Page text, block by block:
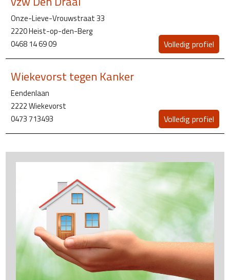
Onze-Lieve-Vrouwstraat 33
2220 Heist-op-den-Berg
0468 14 69 09
Volledig profiel
Wiekevorst tegen Kanker
Eendenlaan
2222 Wiekevorst
0473 713493
Volledig profiel